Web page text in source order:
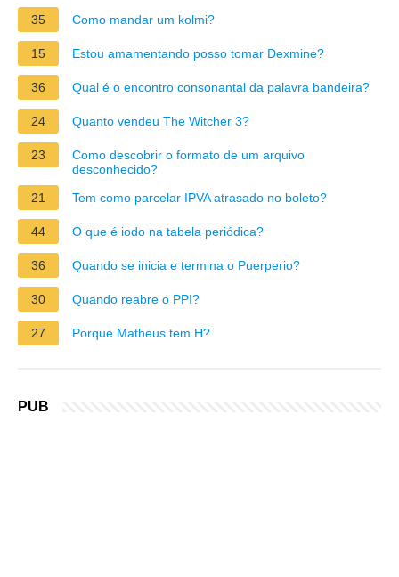
35 Como mandar um kolmi?
15 Estou amamentando posso tomar Dexmine?
36 Qual é o encontro consonantal da palavra bandeira?
24 Quanto vendeu The Witcher 3?
23
Como descobrir o formato de um arquivo
desconhecido?
21
Tem como parcelar IPVA atrasado no boleto?
44 O que é iodo na tabela periódica?
36 Quando se inicia e termina o Puerperio?
30 Quando reabre o PPI?
27 Porque Matheus tem H?
PUB